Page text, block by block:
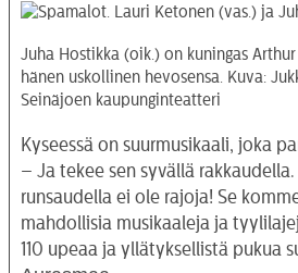
Juha Hostikka (oik.) on kuningas
hänen uskollinen hevosensa. Kuva:
Seinäjoen kaupunginteatteri
Kyseessä on suurmusikaali, joka
– Ja tekee sen syvällä rakkaudella.
runsaudella ei ole rajoja! Se
mahdollisia musikaaleja ja
110 upeaa ja yllätyksellistä pukua